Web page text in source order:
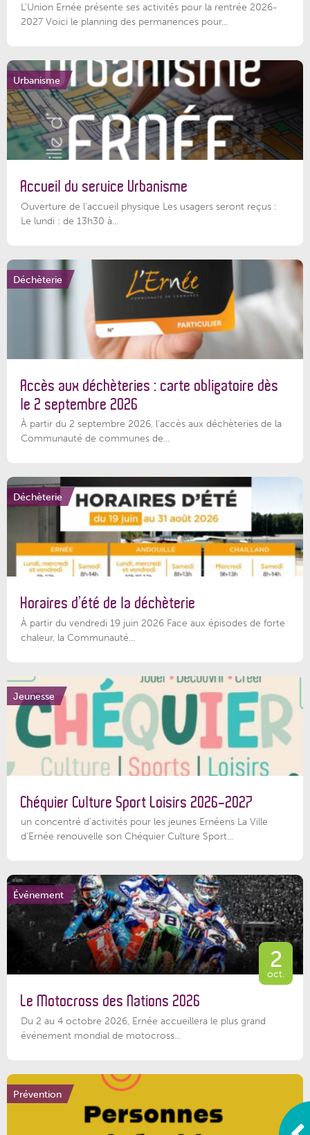
L'Union Ernée présente ses activités pour la rentrée 2026-
2027 Voici le planning des permanences pour...
Urbanisme
Accueil du service Urbanisme
Ouverture de l'accueil physique Les usagers seront reçus :
Le lundi : de 13h30 à...
Déchèterie
Accès aux déchèteries : carte obligatoire dès
le 2 septembre 2026
À partir du 2 septembre 2026, l’accès aux déchèteries de la
Communauté de communes de...
Déchèterie
Horaires d’été de la déchèterie
À partir du vendredi 19 juin 2026 Face aux épisodes de forte
chaleur, la Communauté...
Jeunesse
Chéquier Culture Sport Loisirs 2026-2027
un concentré d’activités pour les jeunes Ernéens La Ville
d’Ernée renouvelle son Chéquier Culture Sport...
Événement
2
oct.
Le Motocross des Nations 2026
Du 2 au 4 octobre 2026, Ernée accueillera le plus grand
événement mondial de motocross...
Prévention